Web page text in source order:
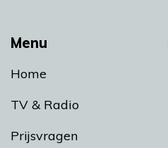
Menu
Home
TV & Radio
Prijsvragen